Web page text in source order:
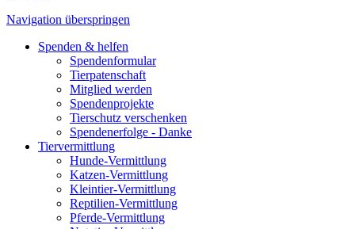
Navigation überspringen
Spenden & helfen
Spendenformular
Tierpatenschaft
Mitglied werden
Spendenprojekte
Tierschutz verschenken
Spendenerfolge - Danke
Tiervermittlung
Hunde-Vermittlung
Katzen-Vermittlung
Kleintier-Vermittlung
Reptilien-Vermittlung
Pferde-Vermittlung